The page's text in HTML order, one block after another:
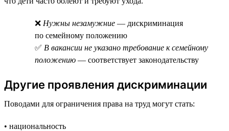
❌ Нужны незамужние — дискриминация
по семейному положению
✅ В вакансии не указано требование к семейному
положению — соответствует законодательству
Другие проявления дискриминации
Поводами для ограничения права на труд могут стать:
• национальность